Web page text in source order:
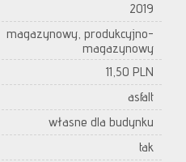
2019
magazynowy, produkcyjno-
magazynowy
11,50 PLN
asfalt
własne dla budynku
tak